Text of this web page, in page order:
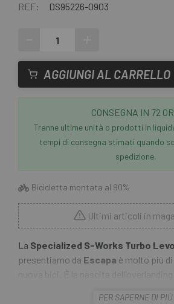
REF: DS95226-0903
AGGIUNGI AL CARRELLO
CONSEGNA IN 72
Tranne ultime unità o prodotti in
tempi di consegna stimati quando
spedizione.
Bicicletta montata al 90%
Ultimi articoli in
La Specialized S-Works Turbo
presentiamo da Escapa è molto più
nuova bici. È la nascita dell'overlanding
PER SAPERNE DI PIÙ